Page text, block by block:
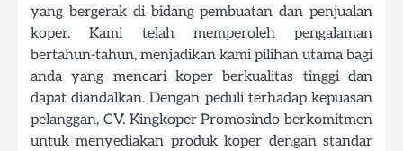
yang bergerak di bidang pembuatan dan penjualan
koper. Kami telah memperoleh pengalaman
bertahun-tahun, menjadikan kami pilihan utama bagi
anda yang mencari koper berkualitas tinggi dan
dapat diandalkan. Dengan peduli terhadap kepuasan
pelanggan, CV. Kingkoper Promosindo berkomitmen
untuk menyediakan produk koper dengan standar